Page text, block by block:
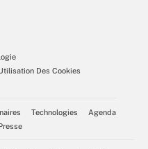
Des Cookies
Technologies
Agenda